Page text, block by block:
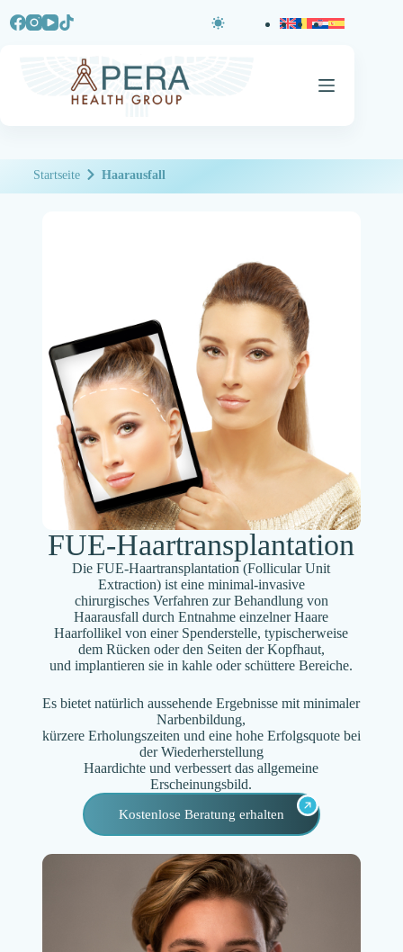
Startseite Haarausfall
FUE-Haartransplantation
Die FUE-Haartransplantation (Follicular Unit
Extraction) ist eine minimal-invasive
chirurgisches Verfahren zur Behandlung von
Haarausfall durch Entnahme einzelner Haare
Haarfollikel von einer Spenderstelle, typischerweise
dem Rücken oder den Seiten der Kopfhaut,
und implantieren sie in kahle oder schüttere Bereiche.
Es bietet natürlich aussehende Ergebnisse mit minimaler
Narbenbildung,
kürzere Erholungszeiten und eine hohe Erfolgsquote bei
der Wiederherstellung
Haardichte und verbessert das allgemeine
Erscheinungsbild.
Kostenlose Beratung erhalten